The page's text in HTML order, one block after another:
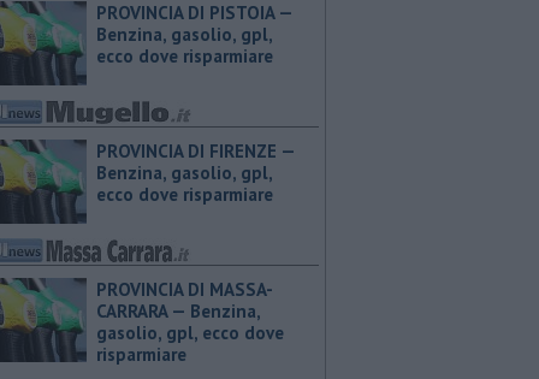
PROVINCIA DI PISTOIA — ​
Benzina, gasolio, gpl,
ecco dove risparmiare
PROVINCIA DI FIRENZE — ​
Benzina, gasolio, gpl,
ecco dove risparmiare
PROVINCIA DI MASSA-
CARRARA — ​Benzina,
gasolio, gpl, ecco dove
risparmiare